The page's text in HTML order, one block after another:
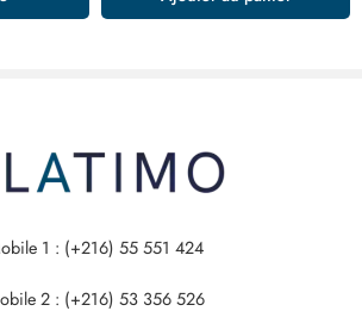
1 : (+216) 55 551 424
2 : (+216) 53 356 526